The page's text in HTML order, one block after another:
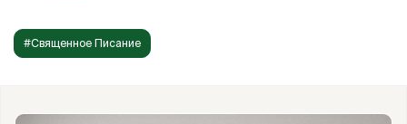
#Священное Писание